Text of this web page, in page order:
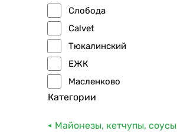
Слобода
Calvet
Тюкалинский
ЕЖК
Масленково
3 желания
Категории
Майонезы, кетчупы, соусы